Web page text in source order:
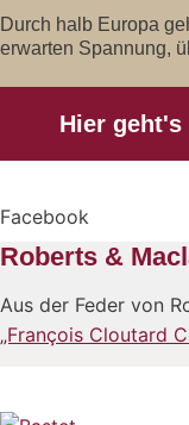
Durch halb Europa
erwarten Spannung,
Hier geht's
Facebook
Roberts &
Aus der Feder von
„François Cloutard